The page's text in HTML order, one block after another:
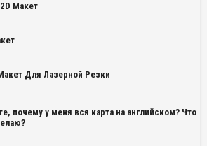
Макет
Для Лазерной Резки
почему у меня вся карта на английском? Что